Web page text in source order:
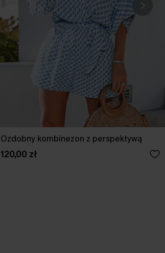
Ozdobny kombinezon z perspektywą
120,00 zł